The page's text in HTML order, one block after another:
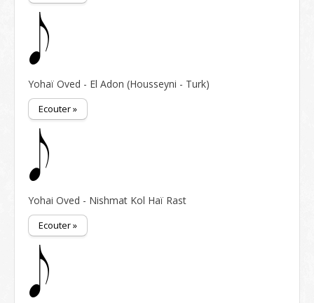
Yohaï Oved - El Adon (Housseyni - Turk)
Ecouter »
Yohai Oved - Nishmat Kol Haï Rast
Ecouter »